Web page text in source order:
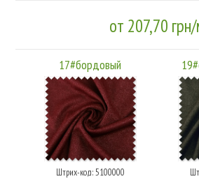
от 207,70
17#бордовый
Штрих-код: 5100000